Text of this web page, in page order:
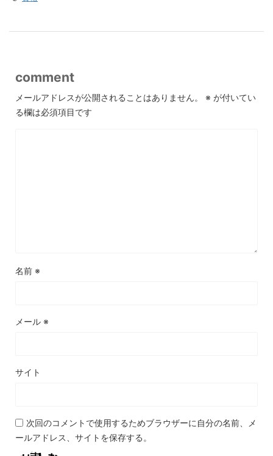
comment
メールアドレスが公開されることはありません。 ※ が付いてい
る欄は必須項目です
名前 ※
メール ※
サイト
次回のコメントで使用するためブラウザーに自分の名前、メ
ールアドレス、サイトを保存する。